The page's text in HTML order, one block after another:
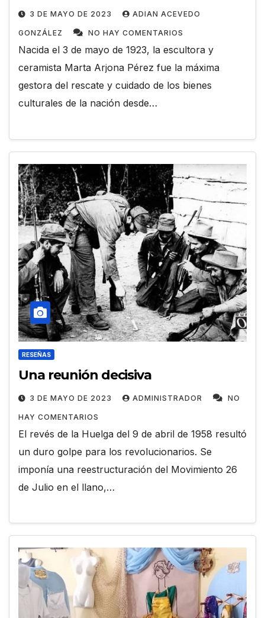
3 DE MAYO DE 2023 ADIAN ACEVEDO
GONZÁLEZ NO HAY COMENTARIOS
Nacida el 3 de mayo de 1923, la escultora y
ceramista Marta Arjona Pérez fue la máxima
gestora del rescate y cuidado de los bienes
culturales de la nación desde…
RESEÑAS
Una reunión decisiva
3 DE MAYO DE 2023 ADMINISTRADOR NO
HAY COMENTARIOS
El revés de la Huelga del 9 de abril de 1958 resultó
un duro golpe para los revolucionarios. Se
imponía una reestructuración del Movimiento 26
de Julio en el llano,…